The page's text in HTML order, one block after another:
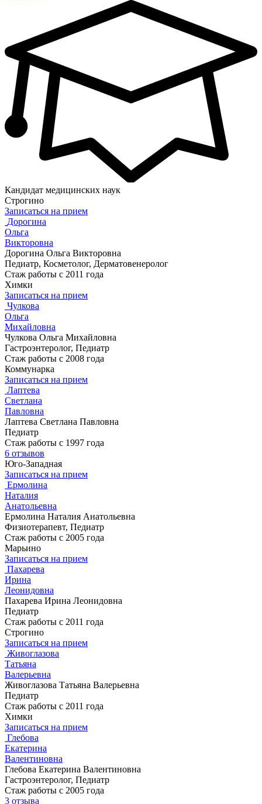
Кандидат медицинских наук
Строгино
Записаться на прием
Дорогина
Ольга
Викторовна
Дорогина Ольга Викторовна
Педиатр, Косметолог, Дерматовенеролог
Стаж работы с 2011 года
Химки
Записаться на прием
Чулкова
Ольга
Михайловна
Чулкова Ольга Михайловна
Гастроэнтеролог, Педиатр
Стаж работы с 2008 года
Коммунарка
Записаться на прием
Лаптева
Светлана
Павловна
Лаптева Светлана Павловна
Педиатр
Стаж работы с 1997 года
6 отзывов
Юго-Западная
Записаться на прием
Ермолина
Наталия
Анатольевна
Ермолина Наталия Анатольевна
Физиотерапевт, Педиатр
Стаж работы с 2005 года
Марьино
Записаться на прием
Пахарева
Ирина
Леонидовна
Пахарева Ирина Леонидовна
Педиатр
Стаж работы с 2011 года
Строгино
Записаться на прием
Живоглазова
Татьяна
Валерьевна
Живоглазова Татьяна Валерьевна
Педиатр
Стаж работы с 2011 года
Химки
Записаться на прием
Глебова
Екатерина
Валентиновна
Глебова Екатерина Валентиновна
Гастроэнтеролог, Педиатр
Стаж работы с 2005 года
3 отзыва